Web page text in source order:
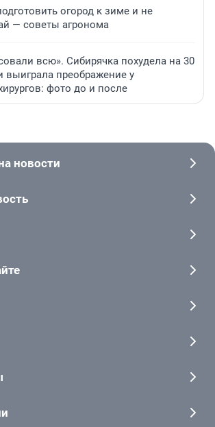
огород к зиме и не
— советы агронома
всю». Сибирячка похудела на 30
выиграла преображение у
фото до и после
новости